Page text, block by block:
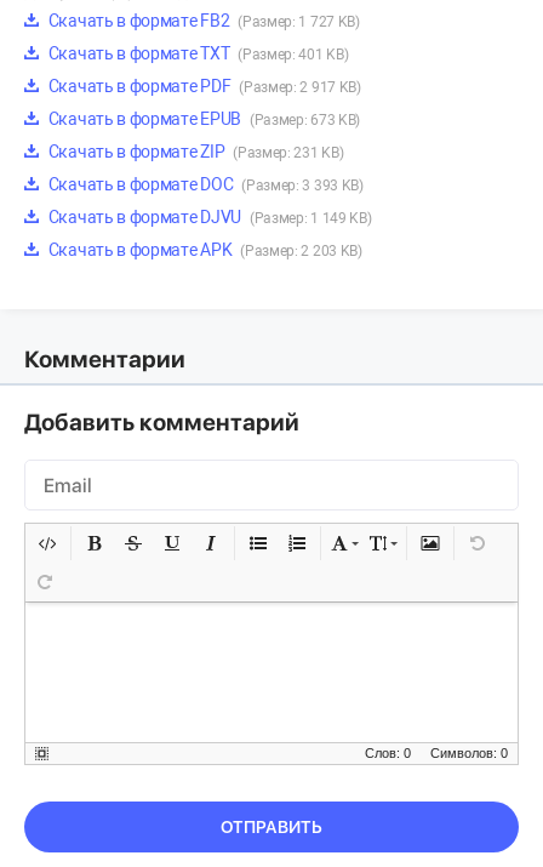
Скачать в формате FB2 (Размер: 1 727 KB)
Скачать в формате TXT (Размер: 401 KB)
Скачать в формате PDF (Размер: 2 917 KB)
Скачать в формате EPUB (Размер: 673 KB)
Скачать в формате ZIP (Размер: 231 KB)
Скачать в формате DOC (Размер: 3 393 KB)
Скачать в формате DJVU (Размер: 1 149 KB)
Скачать в формате APK (Размер: 2 203 KB)
Комментарии
Добавить комментарий
Символов: 0
Слов: 0
ОТПРАВИТЬ